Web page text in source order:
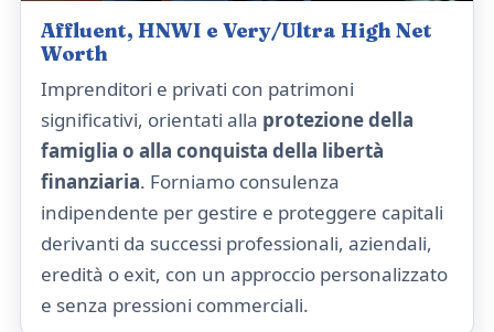
Affluent, HNWI e Very/Ultra High Net
Worth
Imprenditori e privati con patrimoni
significativi, orientati alla protezione della
famiglia o alla conquista della libertà
finanziaria. Forniamo consulenza
indipendente per gestire e proteggere capitali
derivanti da successi professionali, aziendali,
eredità o exit, con un approccio personalizzato
e senza pressioni commerciali.